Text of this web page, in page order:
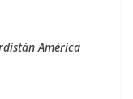
América